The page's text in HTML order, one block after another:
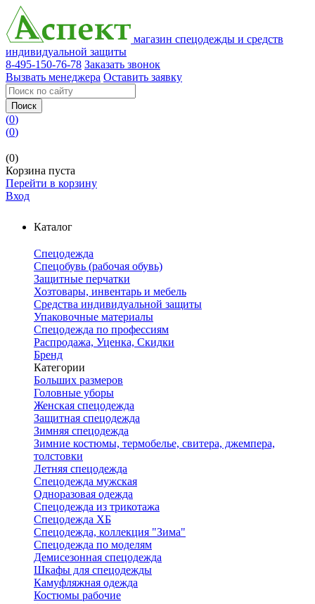
магазин спецодежды и средств
индивидуальной защиты
8-495-150-76-78 Заказать звонок
Вызвать менеджера Оставить заявку
Поиск
(0)
(0)
(0)
Корзина пуста
Перейти в корзину
Вход
Каталог
Спецодежда
Спецобувь (рабочая обувь)
Защитные перчатки
Хозтовары, инвентарь и мебель
Средства индивидуальной защиты
Упаковочные материалы
Спецодежда по профессиям
Распродажа, Уценка, Скидки
Бренд
Категории
Больших размеров
Головные уборы
Женская спецодежда
Защитная спецодежда
Зимняя спецодежда
Зимние костюмы, термобелье, свитера, джемпера,
толстовки
Летняя спецодежда
Спецодежда мужская
Одноразовая одежда
Спецодежда из трикотажа
Спецодежда ХБ
Спецодежда, коллекция "Зима"
Спецодежда по моделям
Демисезонная спецодежда
Шкафы для спецодежды
Камуфляжная одежда
Костюмы рабочие